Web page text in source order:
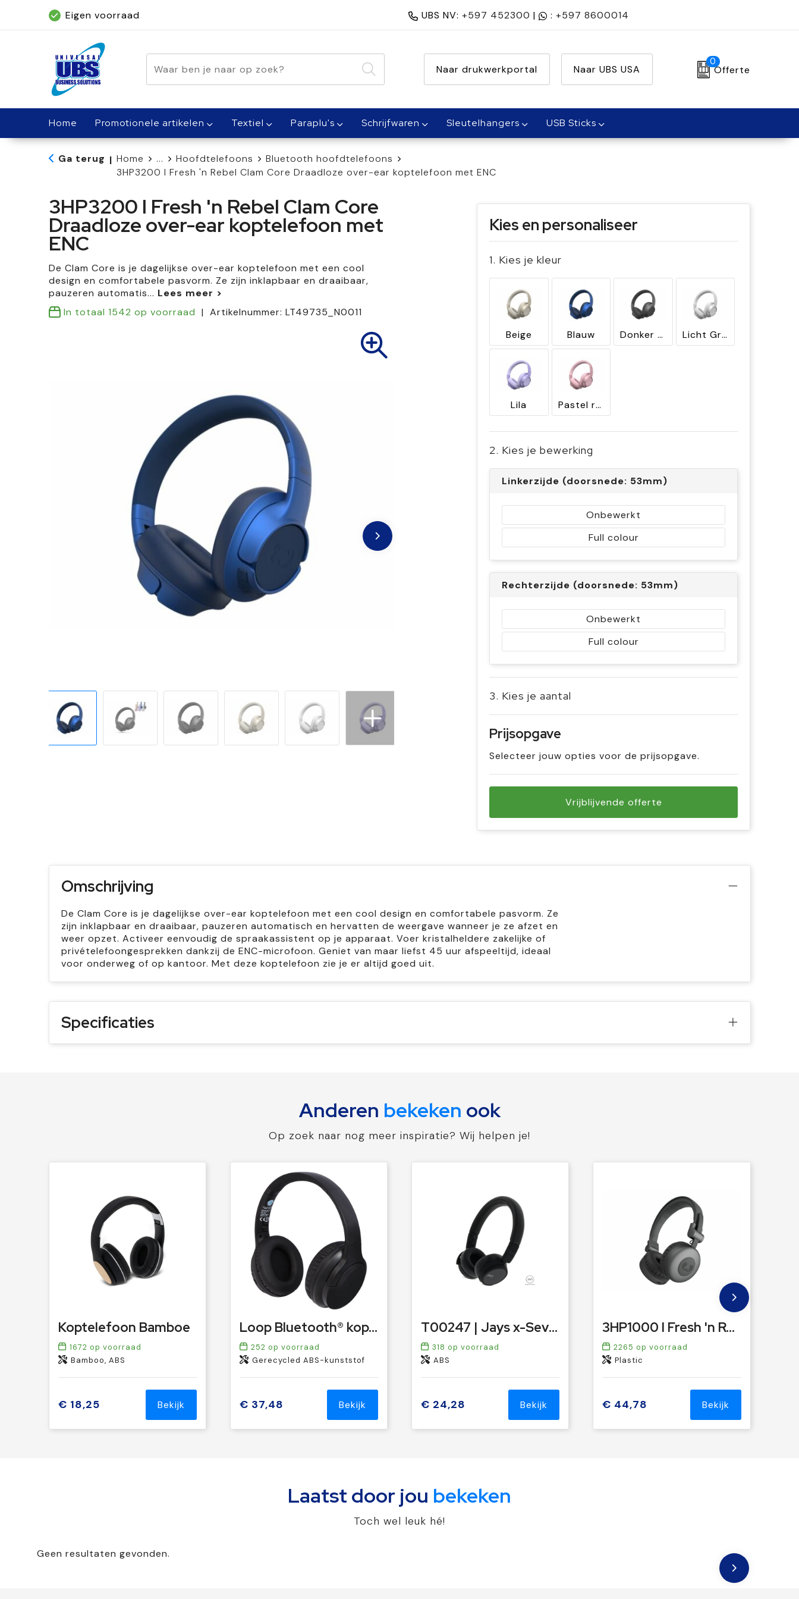
Eigen voorraad
Geleverd binnen 5 dagen, met spoed binnen 1 dag
UBS NV: +597 452300 | : +597 8600014
Naar drukwerkportal Naar UBS USA
0
Offerte
Home Promotionele artikelen Textiel Paraplu's Schrijfwaren Sleutelhangers USB Sticks
Ga terug | Home ... Hoofdtelefoons
Bluetooth hoofdtelefoons
3HP3200 I Fresh 'n Rebel Clam Core Draadloze over-ear koptelefoon met ENC
3HP3200 I Fresh 'n Rebel Clam Core
Draadloze over-ear koptelefoon met
ENC
De Clam Core is je dagelijkse over-ear koptelefoon met een cool
design en comfortabele pasvorm. Ze zijn inklapbaar en draaibaar,
pauzeren automatis...
In totaal 1542 op voorraad Artikelnummer: LT49735_N0011
Kies en personaliseer
1. Kies je kleur
Beige Blauw Donker gun metal Licht Grijs
Lila Pastel rose
2. Kies je bewerking
Linkerzijde (doorsnede: 53mm)
Onbewerkt
Full colour
Rechterzijde (doorsnede: 53mm)
Onbewerkt
Full colour
3. Kies je aantal
Prijsopgave
Selecteer jouw opties voor de prijsopgave.
Vrijblijvende offerte
Omschrijving
De Clam Core is je dagelijkse over-ear koptelefoon met een cool design en comfortabele pasvorm. Ze
zijn inklapbaar en draaibaar, pauzeren automatisch en hervatten de weergave wanneer je ze afzet en
weer opzet. Activeer eenvoudig de spraakassistent op je apparaat. Voer kristalheldere zakelijke of
privételefoongesprekken dankzij de ENC-microfoon. Geniet van maar liefst 45 uur afspeeltijd, ideaal
voor onderweg of op kantoor. Met deze koptelefoon zie je er altijd goed uit.
Specificaties
Anderen bekeken ook
Op zoek naar nog meer inspiratie? Wij helpen je!
Koptelefoon Bamboe
1672 op voorraad
Bamboo, ABS
€ 18,25 Bekijk
Loop Bluetooth® koptelefoon van gerecycled plastic
252 op voorraad
Gerecycled ABS-kunststof
€ 37,48 Bekijk
T00247 | Jays x-Seven bluetooth hoofdtelefoon
318 op voorraad
ABS
€ 24,28 Bekijk
3HP1000 I Fresh 'n Rebel Code Core Draadloze on-ear koptelefoon
2265 op voorraad
Plastic
€ 44,78 Bekijk
Laatst door jou bekeken
Toch wel leuk hé!
Geen resultaten gevonden.